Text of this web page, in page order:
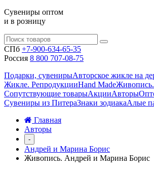
Сувениры оптом
и в розницу
СПб +7-900-634-65-35
Россия 8 800 707-08-75
Подарки, сувенирыАвторское жикле на
Жикле. РепродукцииHand Made
Сопутствующие товарыАкцииАвторы
Сувениры из ПитераЗнаки зодиакаАлые
Главная
Авторы
-
Андрей и Марина Борис
Живопись. Андрей и Марина Борис